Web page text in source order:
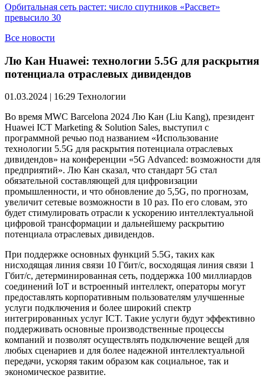
Орбитальная сеть растет: число спутников «Рассвет»
превысило 30
Все новости
Лю Кан Huawei: технологии 5.5G для раскрытия
потенциала отраслевых дивидендов
01.03.2024 | 16:29 Технологии
Во время MWC Barcelona 2024 Лю Кан (Liu Kang), президент
Huawei ICT Marketing & Solution Sales, выступил с
программной речью под названием «Использование
технологии 5.5G для раскрытия потенциала отраслевых
дивидендов» на конференции «5G Advanced: возможности для
предприятий». Лю Кан сказал, что стандарт 5G стал
обязательной составляющей для цифровизации
промышленности, и что обновление до 5,5G, по прогнозам,
увеличит сетевые возможности в 10 раз. По его словам, это
будет стимулировать отрасли к ускорению интеллектуальной
цифровой трансформации и дальнейшему раскрытию
потенциала отраслевых дивидендов.
При поддержке основных функций 5.5G, таких как
нисходящая линия связи 10 Гбит/с, восходящая линия связи 1
Гбит/с, детерминированная сеть, поддержка 100 миллиардов
соединений IoT и встроенный интеллект, операторы могут
предоставлять корпоративным пользователям улучшенные
услуги подключения и более широкий спектр
интегрированных услуг ICT. Такие услуги будут эффективно
поддерживать основные производственные процессы
компаний и позволят осуществлять подключение вещей для
любых сценариев и для более надежной интеллектуальной
передачи, ускоряя таким образом как социальное, так и
экономическое развитие.